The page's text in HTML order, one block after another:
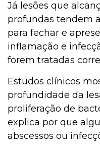
Já lesões que
profundas tendem
para fechar e
inflamação e
forem tratadas
Estudos clínicos
profundidade da
proliferação de
explica por que
abscessos ou